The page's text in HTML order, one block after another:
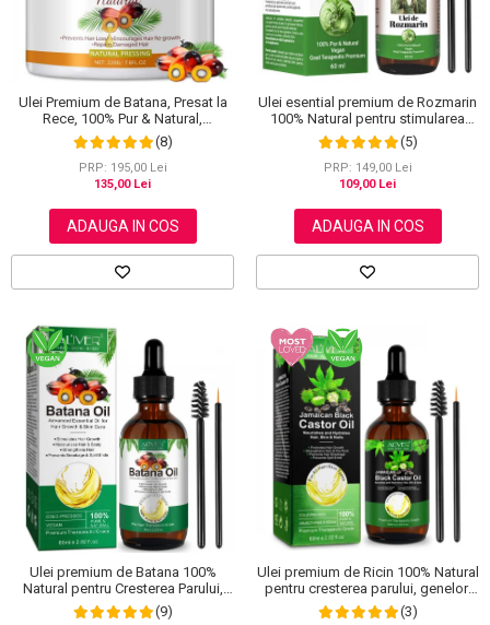
Scrub / Balsam de buze
Netestate pe Animale
Ulei Premium de Batana, Presat la
Rece, 100% Pur & Natural,
Stopeaza Caderea Parului, Efect
Puternic Regenerator, 220 g
(8)
PRP: 195,00 Lei
135,00 Lei
ADAUGA IN COS
Ulei esential premium de Rozmarin
100% Natural pentru stimularea
cresterii parului, genelor,
sprancenelor sau unghiilor, NOVA
KISS® 60 ml
(5)
PRP: 149,00 Lei
109,00 Lei
ADAUGA IN COS
Ulei premium de Batana 100%
Natural pentru Cresterea Parului,
Tratarea scalpului, Ingrijirea Tenului,
Genelor si Sprancenelor, Aliver 60
(9)
Ulei premium de Ricin 100% Natural
pentru cresterea parului, genelor,
sprancenelor si unghiilor, Aliver 60
ml
(3)